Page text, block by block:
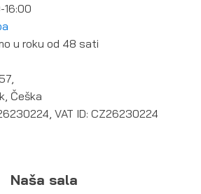
16:00
u roku od 48 sati
Češka
VAT ID: CZ26230224
Naša sala